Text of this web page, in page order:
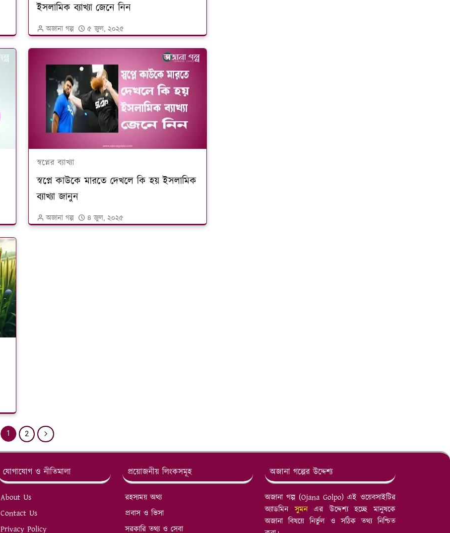
ইসলামিক ব্যাখ্যা জেনে নিন
অজানা গল্প ৫ জুল, ২০২৫
স্বপ্নের ব্যাখ্যা
স্বপ্নে কাউকে মারতে দেখলে কি হয় ইসলামিক
ব্যাখ্যা জানুন
অজানা গল্প ৪ জুল, ২০২৫
1 2
যোগাযোগ ও নীতিমালা
About Us
Contact Us
Privacy Policy
প্রয়োজনীয় লিংকসমূহ
রহস্যময় অথ্য
প্রবাস ও ভিসা
সরকারি তথ্য ও সেবা
অজানা গল্পের উদ্দেশ্য
অজানা গল্প (Ojana Golpo) এই ওয়েবসাইটির
অ্যাডমিনসুমনএর উদ্দেশ্য হচ্ছে মানুষকে
অজানা বিষয়ে নির্ভুল ও সঠিক তথ্য নিশ্চিত